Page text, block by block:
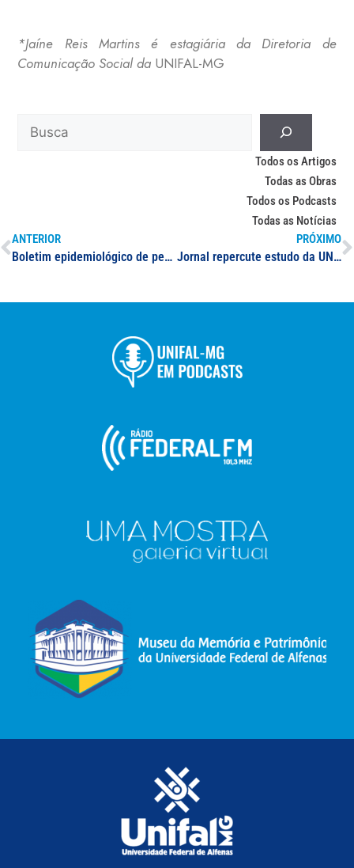
*Jaíne Reis Martins é estagiária da Diretoria de
Comunicação Social da UNIFAL-MG
Todos os Artigos
Todas as Obras
Todos os Podcasts
Todas as Notícias
ANTERIOR
Boletim epidemiológico de pesquisadores da UNIFAL-MG indica aumento no número de casos de Covid-19 no município de Passos
PRÓXIMO
Jornal repercute estudo da UNIFAL-MG que aponta queda de novos casos de Covid-19 em 12 regiões de Minas Gerais